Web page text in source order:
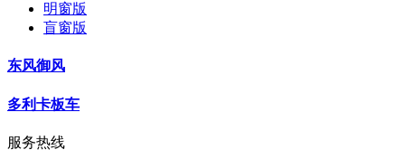
明窗版
盲窗版
东风御风
多利卡板车
服务热线